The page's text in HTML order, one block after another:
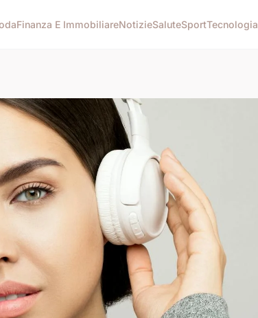
Finanza E ImmobiliareNotizieSaluteSportTecnologia